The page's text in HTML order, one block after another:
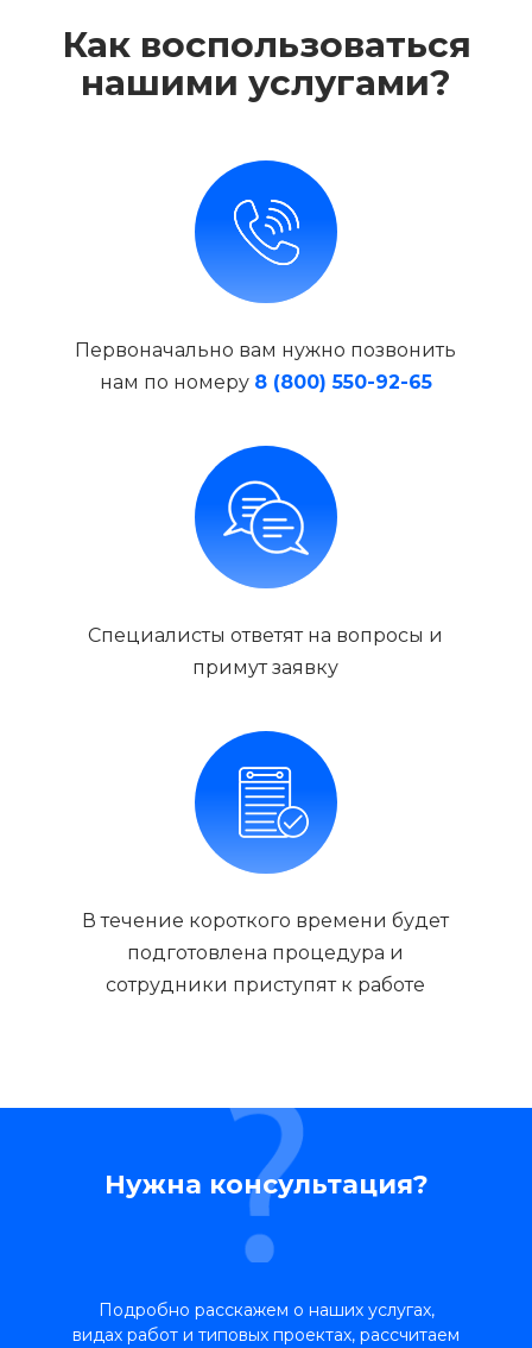
Как воспользоваться
нашими услугами?
Первоначально вам нужно позвонить
нам по номеру 8 (800) 550-92-65
Специалисты ответят на вопросы и
примут заявку
В течение короткого времени будет
подготовлена процедура и
сотрудники приступят к работе
Нужна консультация?
Подробно расскажем о наших услугах,
видах работ и типовых проектах, рассчитаем